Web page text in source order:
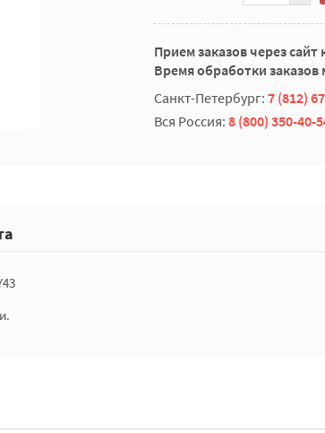
Прием заказов через сайт
Время обработки
Санкт-Петербург: 7 (812)
Вся Россия: 8 (800) 350-40-